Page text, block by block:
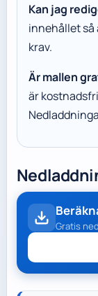
Kan jag
innehållet så
krav.
Är mallen
är
Gratis